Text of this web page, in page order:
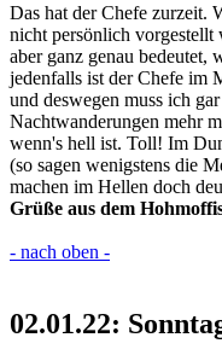
Das hat der Chefe zurzeit.
nicht persönlich vorgestellt
aber ganz genau bedeutet,
jedenfalls ist der Chefe im
und deswegen muss ich
Nachtwanderungen mehr
wenn's hell ist. Toll! Im
(so sagen wenigstens die
machen im Hellen doch
Grüße aus dem
- nach oben -
02.01.22: